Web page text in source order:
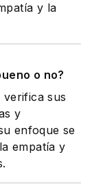
y la
o no?
sus
y
enfoque se
empatía y